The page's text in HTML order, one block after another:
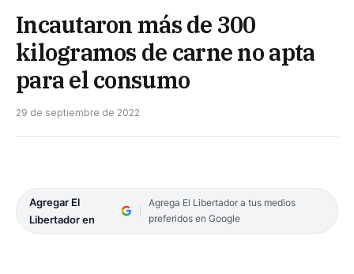
Incautaron más de 300
kilogramos de carne no apta
para el consumo
29 de septiembre de 2022
Agregar El
Libertador en
Agrega El Libertador a tus medios
preferidos en Google